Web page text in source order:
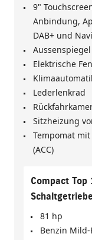
9"
Anbindung,
DAB+ und
Elektrische
Lederlenkrad
Sitzheizung
Tempomat
(ACC)
Compact Top
Schaltgetriebe
81 hp
Benzin